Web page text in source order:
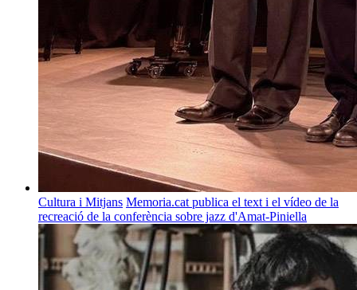
Cultura i Mitjans Memoria.cat publica el text i el vídeo de la
recreació de la conferència sobre jazz d'Amat-Piniella